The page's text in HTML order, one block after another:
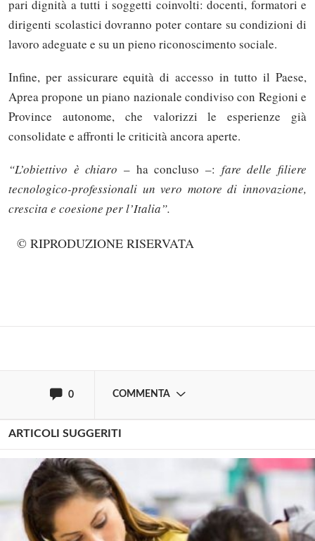
pari dignità a tutti i soggetti coinvolti: docenti, formatori e
dirigenti scolastici dovranno poter contare su condizioni di
lavoro adeguate e su un pieno riconoscimento sociale.
Infine, per assicurare equità di accesso in tutto il Paese,
Aprea propone un piano nazionale condiviso con Regioni e
Province autonome, che valorizzi le esperienze già
consolidate e affronti le criticità ancora aperte.
“L’obiettivo è chiaro – ha concluso –: fare delle filiere
tecnologico-professionali un vero motore di innovazione,
crescita e coesione per l’Italia”.
© RIPRODUZIONE RISERVATA
0 COMMENTA
ARTICOLI SUGGERITI